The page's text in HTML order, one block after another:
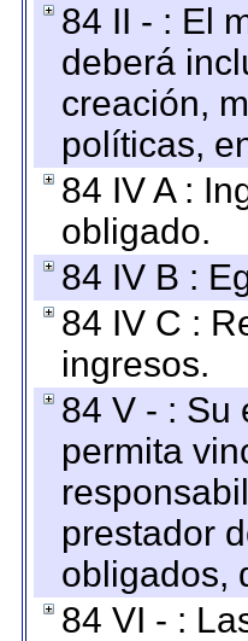
84 II - : El
deberá
creación,
políticas,
84 IV A :
obligado.
84 IV B :
84 IV C :
ingresos.
84 V - : Su
permita
prestador
obligados,
84 VI - :